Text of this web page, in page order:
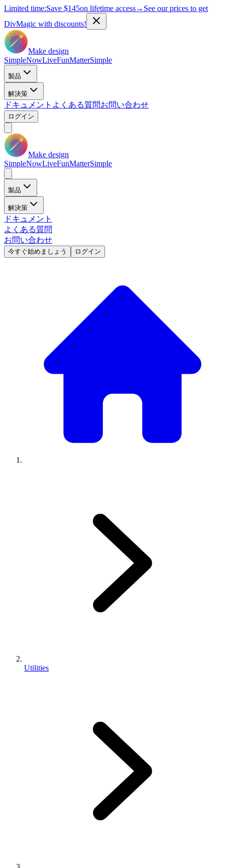
Limited time:Save $145on lifetime access→ See our prices to get
DivMagic with discounts!
Make design
SimpleNowLiveFunMatterSimple
製品
解決策
ドキュメント よくある質問お問い合わせ
ログイン
Make design
SimpleNowLiveFunMatterSimple
製品
解決策
ドキュメント
よくある質問
お問い合わせ
今すぐ始めましょう ログイン
Utilities